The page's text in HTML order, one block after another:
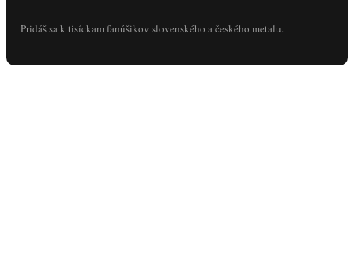
Pridáš sa k tisíckam fanúšikov slovenského a českého metalu.